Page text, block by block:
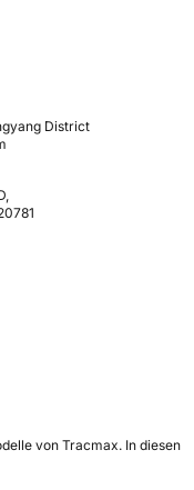
District
von Tracmax. In diesen